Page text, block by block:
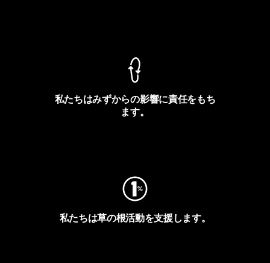
私たちはみずからの影響に責任をもち
ます。
私たちは草の根活動を支援します。